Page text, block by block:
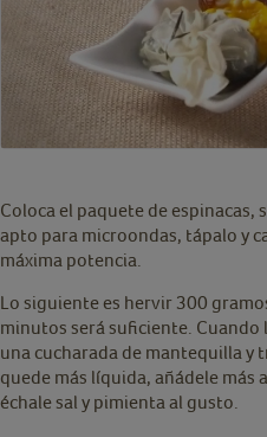
Coloca el paquete de
apto para microondas, tápalo y
máxima potencia.
Lo siguiente es hervir 300
minutos será suficiente. Cuando
una cucharada de mantequilla y
quede más líquida, añádele más
échale sal y pimienta al gusto.